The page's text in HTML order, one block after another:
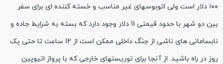
۱۰۰ دلار است ولی اتوبوسهای غیر مناسب و خسته کننده ای برای سفر
بین دو شهر با حدود قیمتی 11 دلار وجود دارد که بسته به شرایط جاده و
نابسامانی های ناشی از جنگ داخلی ممکن است از 12 ساعت تا حتی یک
روز در راه باشید. از آنجا برای توریستهای خارجی که با پرواز اتیوپین